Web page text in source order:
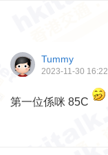
Tummy
2023-11-30 16:22
第一位係咪 85C